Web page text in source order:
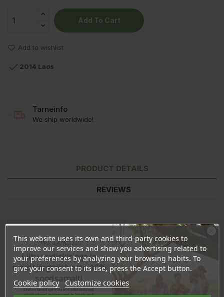
Add To Cart
Add to wishlist
 2014 Laos
Tarneinfo
We ship worldwide!
PRODUCT DETAILS
REVIEWS
This website uses its own and third-party cookies to
improve our services and show you advertising related to
your preferences by analyzing your browsing habits. To
give your consent to its use, press the Accept button.
Cookie policy Customize cookies
Ära veel lahku!
Liitu uudiskirjaga ja
naudi järgmist ostu 10%
soodsamalt!
Sind ootavad spetsiaalsed allahindlused,
eksklusiivsed kampaaniad ja kingitused!